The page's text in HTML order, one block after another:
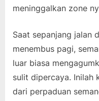
meninggalkan zone
Saat sepanjang jalan
menembus pagi,
luar biasa
sulit dipercaya. Inilah
dari perpaduan